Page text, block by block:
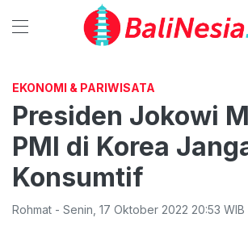
EKONOMI & PARIWISATA
Presiden Jokowi
PMI di Korea
Konsumtif
Rohmat - Senin 17 Oktober 2022 20:53 WIB